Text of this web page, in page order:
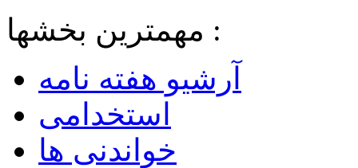
مهمترین بخشها :
آرشیو هفته نامه
استخدامی
خواندنی ها